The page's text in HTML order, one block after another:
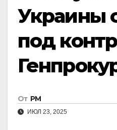
Украины
под
От РМ
ИЮЛ 23, 2025